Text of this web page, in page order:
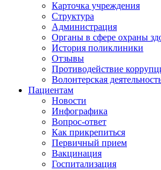
Карточка учреждения
Структура
Администрация
Органы в сфере охраны
История поликлиники
Отзывы
Противодействие
Волонтерская
Пациентам
Новости
Инфографика
Вопрос-ответ
Как прикрепиться
Первичный прием
Вакцинация
Госпитализация